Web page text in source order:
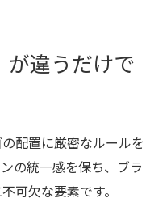
が違うだけで
配置に厳密なルールを
の統一感を保ち、ブラ
可欠な要素です。